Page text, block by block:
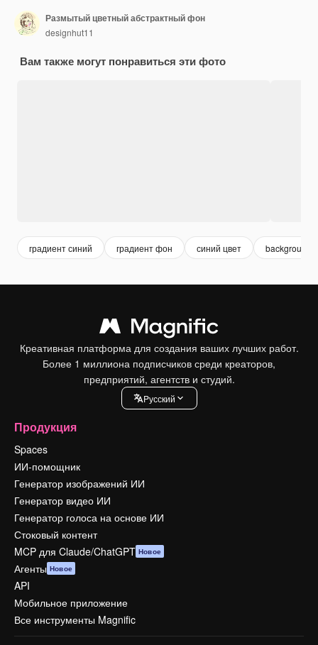
Размытый цветный абстрактный фон
designhut11
Вам также могут понравиться эти фото
градиент синий градиент фон синий цвет background
Креативная платформа для создания ваших лучших работ.
Более 1 миллиона подписчиков среди креаторов,
предприятий, агентств и студий.
Pусский
Продукция
Spaces
ИИ-помощник
Генератор изображений ИИ
Генератор видео ИИ
Генератор голоса на основе ИИ
Стоковый контент
MCP для Claude/ChatGPT Новое
Агенты Новое
API
Мобильное приложение
Все инструменты Magnific